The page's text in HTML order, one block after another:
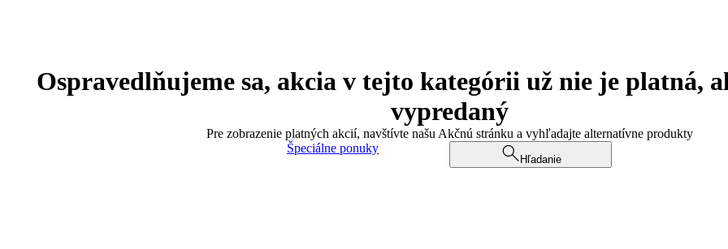
Ospravedlňujeme sa, akcia v tejto kategórii už nie je platná,
vypredaný
Pre zobrazenie platných akcií, navštívte našu Akčnú stránku a vyhľadajte alternatívne produkty
Špeciálne ponuky
Hľadanie